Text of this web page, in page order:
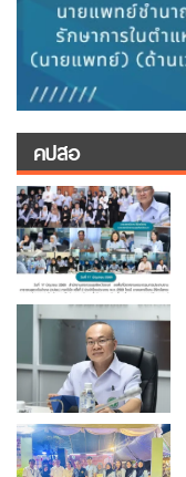
คปสอ